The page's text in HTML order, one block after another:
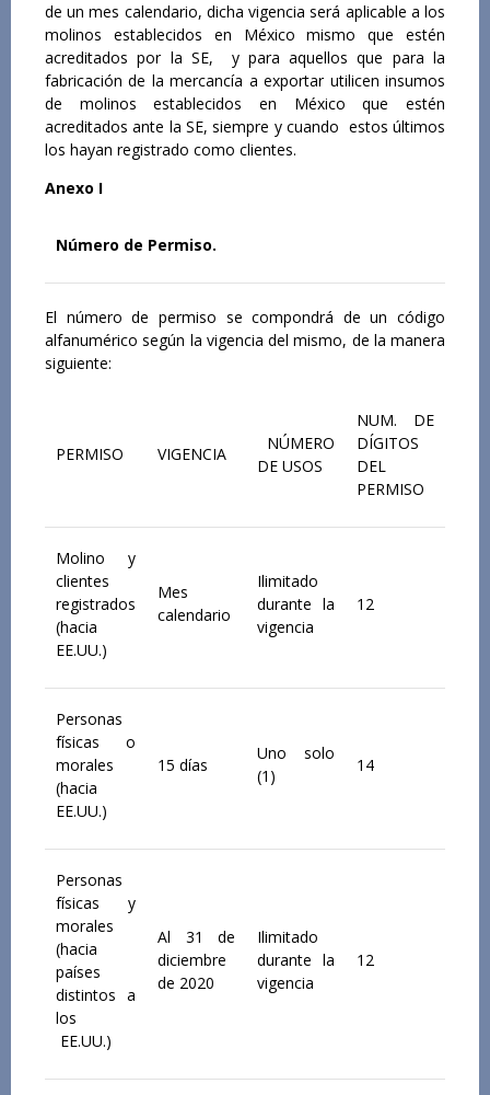
de un mes calendario, dicha vigencia será aplicable a los
molinos establecidos en México mismo que estén
acreditados por la SE, y para aquellos que para la
fabricación de la mercancía a exportar utilicen insumos
de molinos establecidos en México que estén
acreditados ante la SE, siempre y cuando estos últimos
los hayan registrado como clientes.
Anexo I
Número de Permiso.
El número de permiso se compondrá de un código
alfanumérico según la vigencia del mismo, de la manera
siguiente:
PERMISO VIGENCIA
NÚMERO
DE USOS
NUM. DE
DÍGITOS
DEL
PERMISO
Molino y
clientes
registrados
(hacia
EE.UU.)
Mes
calendario
Ilimitado
durante la
vigencia
12
Personas
físicas o
morales
(hacia
EE.UU.)
15 días
Uno solo
(1)
14
Personas
físicas y
morales
(hacia
países
distintos a
los
EE.UU.)
Al 31 de
diciembre
de 2020
Ilimitado
durante la
vigencia
12